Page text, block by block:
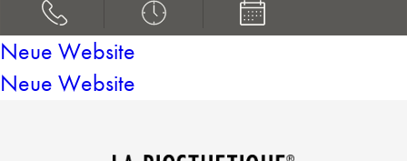
Neue Website
Neue Website